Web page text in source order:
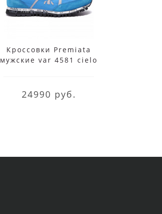
Кроссовки Premiata
мужские var 4581 cielo
24990 руб.